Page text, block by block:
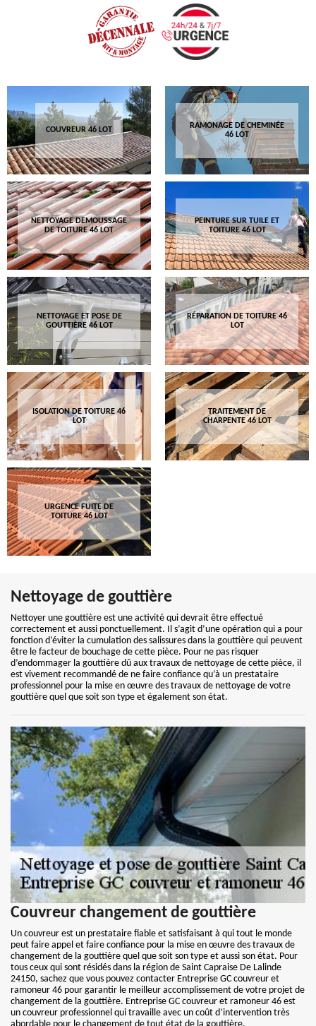
COUVREUR 46 LOT
RAMONAGE DE CHEMINÉE
46 LOT
NETTOYAGE DEMOUSSAGE
DE TOITURE 46 LOT
PEINTURE SUR TUILE ET
TOITURE 46 LOT
NETTOYAGE ET POSE DE
GOUTTIÈRE 46 LOT
RÉPARATION DE TOITURE 46
LOT
ISOLATION DE TOITURE 46
LOT
TRAITEMENT DE
CHARPENTE 46 LOT
URGENCE FUITE DE
TOITURE 46 LOT
Nettoyage de gouttière
Nettoyer une gouttière est une activité qui devrait être effectué
correctement et aussi ponctuellement. Il s’agit d’une opération qui a pour
fonction d’éviter la cumulation des salissures dans la gouttière qui peuvent
être le facteur de bouchage de cette pièce. Pour ne pas risquer
d’endommager la gouttière dû aux travaux de nettoyage de cette pièce, il
est vivement recommandé de ne faire confiance qu’à un prestataire
professionnel pour la mise en œuvre des travaux de nettoyage de votre
gouttière quel que soit son type et également son état.
Couvreur changement de gouttière
Un couvreur est un prestataire fiable et satisfaisant à qui tout le monde
peut faire appel et faire confiance pour la mise en œuvre des travaux de
changement de la gouttière quel que soit son type et aussi son état. Pour
tous ceux qui sont résidés dans la région de Saint Capraise De Lalinde
24150, sachez que vous pouvez contacter Entreprise GC couvreur et
ramoneur 46 pour garantir le meilleur accomplissement de votre projet de
changement de la gouttière. Entreprise GC couvreur et ramoneur 46 est
un couvreur professionnel qui travaille avec un coût d’intervention très